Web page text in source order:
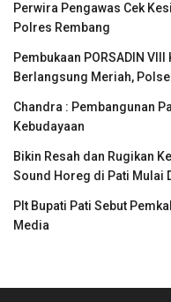
Perwira Pengawas Cek
Polres Rembang
Pembukaan PORSADIN
Berlangsung Meriah,
Chandra : Pembangunan
Kebudayaan
Bikin Resah dan Rugikan
Sound Horeg di Pati Mulai
Plt Bupati Pati Sebut
Media